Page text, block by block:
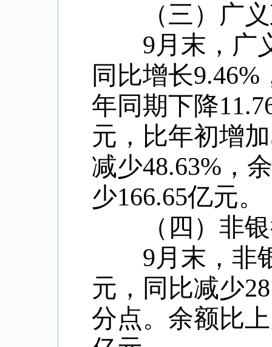
（三）广义
9月末，广
同比增长9.46%
年同期下降
元，比年初增加
减少48.63% ，
少166.65亿元。
（四）非银
9月末，非
元，同比减少
分点。余额比